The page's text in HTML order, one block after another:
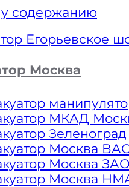
содержанию
Егорьевское
Москва
МКАД
Зеленоград
Москва
Москва
Москва